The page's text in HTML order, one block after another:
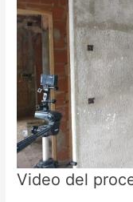
Video del